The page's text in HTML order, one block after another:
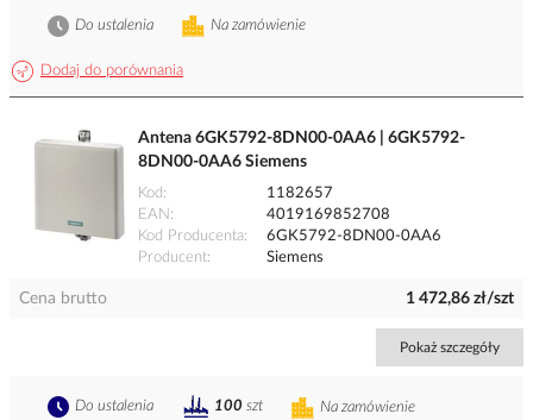
Dodaj do porównania
Na zamówienie
Do ustalenia
Antena 6GK5792-8DN00-0AA6 | 6GK5792-
8DN00-0AA6 Siemens
Kod
1182657
EAN
4019169852708
Kod Producenta
6GK5792-8DN00-0AA6
Producent
Siemens
Cena brutto 1 472,86 zł/szt
Pokaż szczegóły
Na zamówienie
Do ustalenia 100 szt